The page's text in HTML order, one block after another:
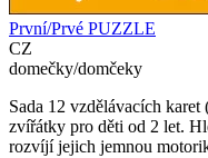
První/Prvé PUZZLE
CZ
domečky/domčeky
Sada 12 vzdělávacích
zvířátky pro děti od 2 let.
rozvíjí jejich jemnou